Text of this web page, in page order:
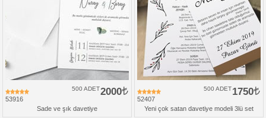
53916
2000
500 ADET
Sade ve şık davetiye
52407
1750
500 ADET
Yeni çok satan davetiye modeli 3lü set